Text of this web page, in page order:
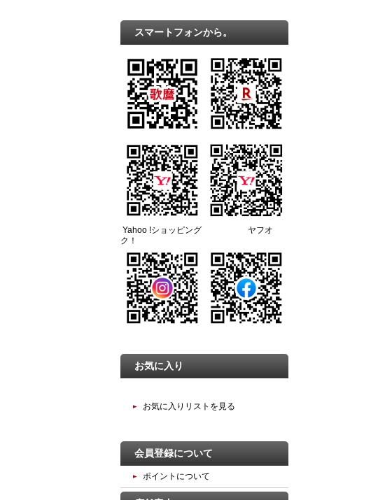
スマートフォンから。
Yahoo !ショッピング ヤフオ
ク！
お気に入り
お気に入りリストを見る
会員登録について
ポイントについて